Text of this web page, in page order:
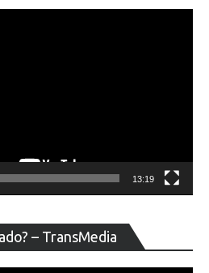
13:19
– TransMedia
de